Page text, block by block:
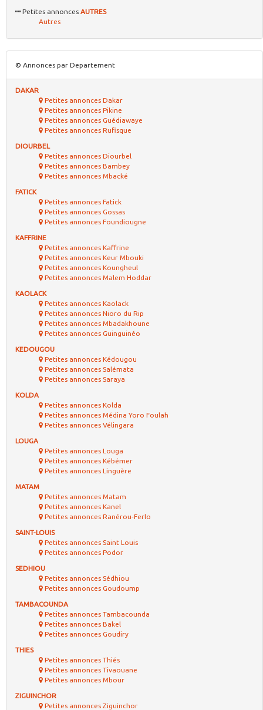
Petites annonces AUTRES
Autres
© Annonces par Departement
DAKAR
Petites annonces Dakar
Petites annonces Pikine
Petites annonces Guédiawaye
Petites annonces Rufisque
DIOURBEL
Petites annonces Diourbel
Petites annonces Bambey
Petites annonces Mbacké
FATICK
Petites annonces Fatick
Petites annonces Gossas
Petites annonces Foundiougne
KAFFRINE
Petites annonces Kaffrine
Petites annonces Keur Mbouki
Petites annonces Koungheul
Petites annonces Malem Hoddar
KAOLACK
Petites annonces Kaolack
Petites annonces Nioro du Rip
Petites annonces Mbadakhoune
Petites annonces Guinguinéo
KEDOUGOU
Petites annonces Kédougou
Petites annonces Salémata
Petites annonces Saraya
KOLDA
Petites annonces Kolda
Petites annonces Médina Yoro Foulah
Petites annonces Vélingara
LOUGA
Petites annonces Louga
Petites annonces Kébémer
Petites annonces Linguère
MATAM
Petites annonces Matam
Petites annonces Kanel
Petites annonces Ranérou-Ferlo
SAINT-LOUIS
Petites annonces Saint Louis
Petites annonces Podor
SEDHIOU
Petites annonces Sédhiou
Petites annonces Goudoump
TAMBACOUNDA
Petites annonces Tambacounda
Petites annonces Bakel
Petites annonces Goudiry
THIES
Petites annonces Thiés
Petites annonces Tivaouane
Petites annonces Mbour
ZIGUINCHOR
Petites annonces Ziguinchor